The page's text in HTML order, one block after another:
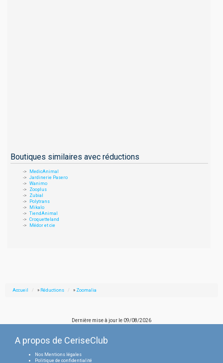
Boutiques similaires avec réductions
MedicAnimal
Jardinerie Pasero
Wanimo
Zooplus
Zubial
Polytrans
Mikalo
TiendAnimal
Croquetteland
Médor et cie
Accueil » Réductions » Zoomalia
Dernière mise à jour le 09/08/2026
A propos de CeriseClub
Nos Mentions légales
Politique de confidentialité